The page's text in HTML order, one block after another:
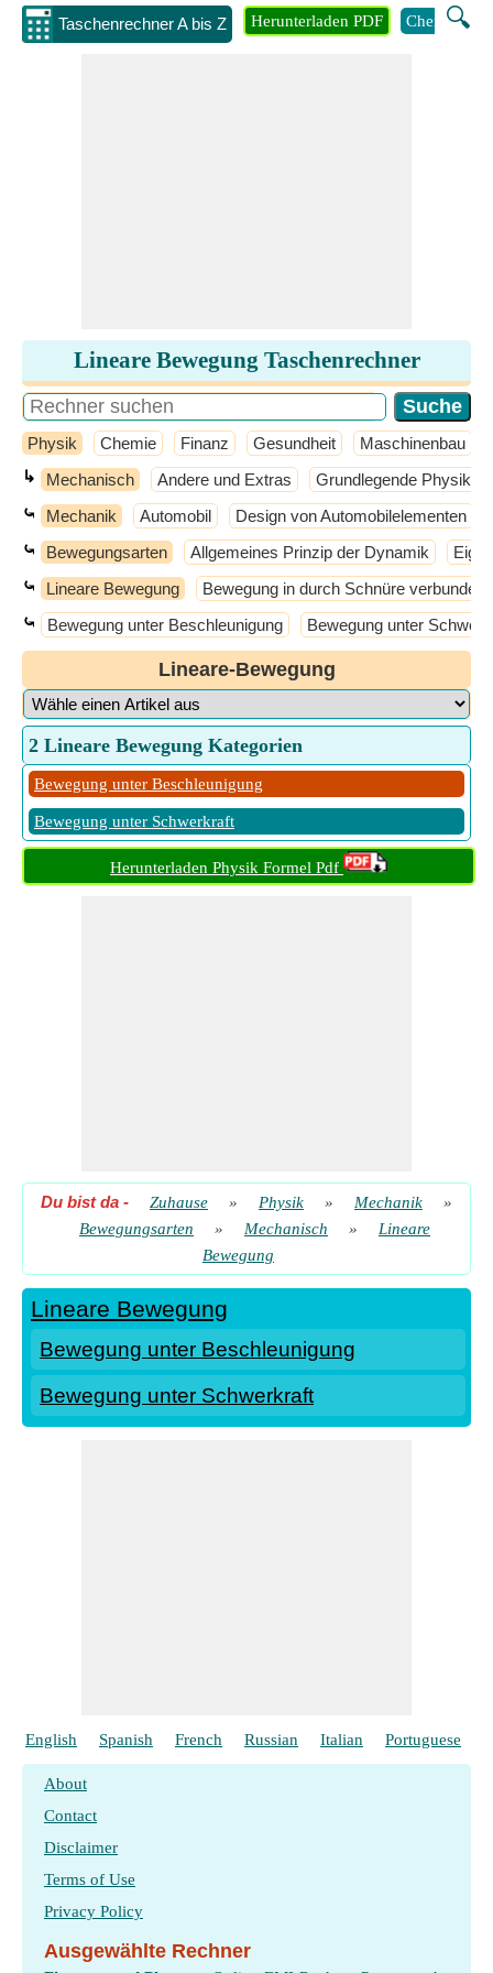
Taschenrechner A bis Z 🔍
Herunterladen PDF Chemie
Lineare Bewegung Taschenrechner
Physik Chemie Finanz Gesundheit Maschinenbau
↳ Mechanisch Andere und Extras Grundlegende Physik
⤿ Mechanik Automobil Design von Automobilelementen
⤿ Bewegungsarten Allgemeines Prinzip der Dynamik
⤿ Lineare Bewegung Bewegung in durch Schnüre
⤿ Bewegung unter Beschleunigung Bewegung unter
Lineare-Bewegung
2 Lineare Bewegung Kategorien
Bewegung unter Beschleunigung
Bewegung unter Schwerkraft
Herunterladen Physik Formel Pdf
Du bist da - Zuhause » Physik » Mechanik
»
Bewegungsarten
» Mechanisch »
Lineare
Bewegung
Lineare Bewegung
Bewegung unter Beschleunigung
Bewegung unter Schwerkraft
English Spanish French Russian Italian Portuguese
About
Contact
Disclaimer
Terms of Use
Privacy Policy
Ausgewählte Rechner